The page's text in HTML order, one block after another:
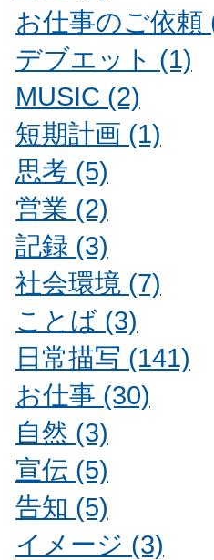
お仕事のご依頼
デブエット (1)
MUSIC (2)
短期計画 (1)
思考 (5)
営業 (2)
記録 (3)
社会環境 (7)
ことば (3)
日常描写 (141)
お仕事 (30)
自然 (3)
宣伝 (5)
告知 (5)
イメージ (3)